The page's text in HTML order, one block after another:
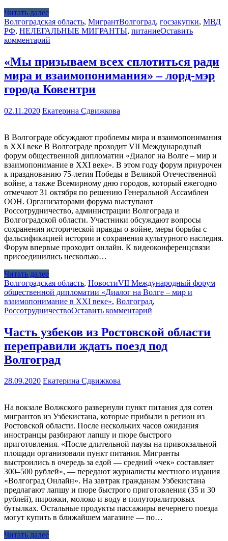
Читать далее
Волгоградская область, МигрантВолгоград, госзакупки, МВД
РФ, НЕЛЕГАЛЬНЫЕ МИГРАНТЫ, питаниеОставить
комментарий
«Мы призываем всех сплотиться ради
мира и взаимопонимания» – лорд-мэр
города Ковентри
02.11.2020 Екатерина Сдвижкова
В Волгограде обсуждают проблемы мира и взаимопонимания
в XXI веке В Волгограде проходит VII Международный
форум общественной дипломатии «Диалог на Волге – мир и
взаимопонимание в XXI веке». В этом году форум приурочен
к празднованию 75-летия Победы в Великой Отечественной
войне, а также Всемирному дню городов, который ежегодно
отмечают 31 октября по решению Генеральной Ассамблеи
ООН. Организаторами форума выступают
Россотрудничество, администрации Волгограда и
Волгоградской области. Участники обсуждают вопросы
сохранения исторической правды о войне, меры борьбы с
фальсификацией истории и сохранения культурного наследия.
Форум впервые проходит онлайн. К видеоконференцсвязи
присоединились несколько…
Читать далее
Волгоградская область, НовостиVII Международный форум
общественной дипломатии «Диалог на Волге – мир и
взаимопонимание в XXI веке», Волгоград,
РоссотрудничествоОставить комментарий
Часть узбеков из Ростовской области
переправили ждать поезд под
Волгоград
28.09.2020 Екатерина Сдвижкова
На вокзале Волжского развернули пункт питания для сотен
мигрантов из Узбекистана, которые прибыли в регион из
Ростовской области. После нескольких часов ожидания
иностранцы разбирают лапшу и пюре быстрого
приготовления. «После длительной паузы на привокзальной
площади организовали пункт питания. Мигранты
выстроились в очередь за едой — средний «чек» составляет
300–500 рублей», — передают журналисты местного издания
«Волгоград Онлайн». На завтрак гражданам Узбекистана
предлагают лапшу и пюре быстрого приготовления (35 и 30
рублей), пирожки, молоко и воду в полуторалитровых
бутылках. Остальные продукты пассажиры вечернего поезда
могут купить в ближайшем магазине — по…
Читать далее